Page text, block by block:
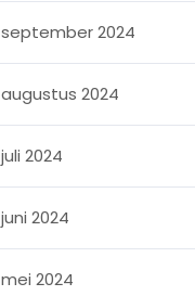
september 2024
augustus 2024
juli 2024
juni 2024
mei 2024